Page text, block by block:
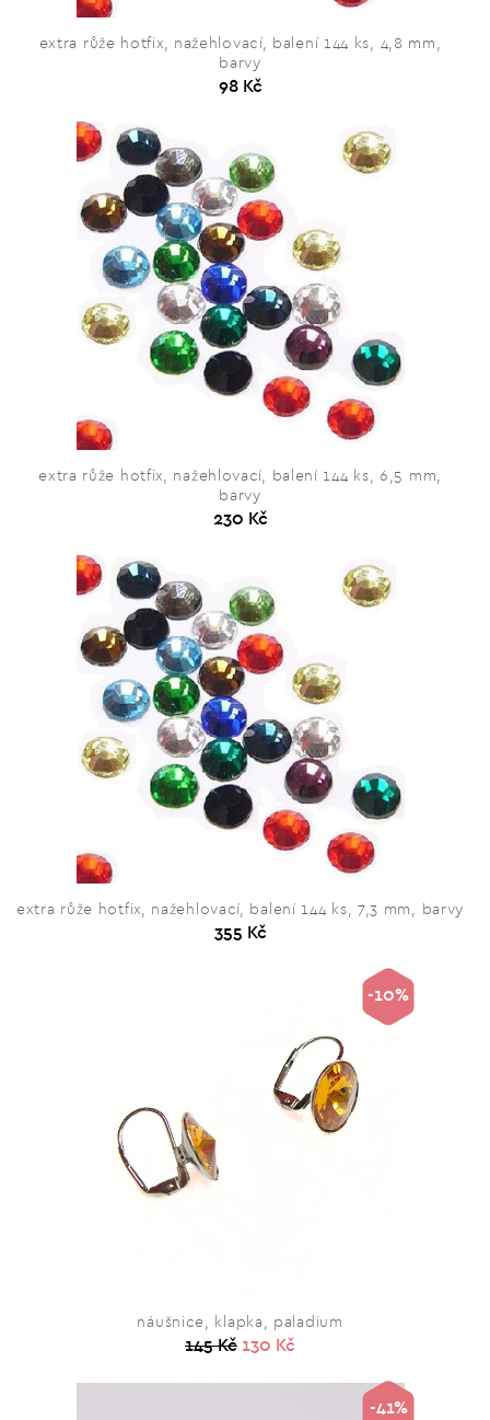
extra růže hotfix, nažehlovací, balení 144 ks, 4,8 mm,
barvy
98 Kč
extra růže hotfix, nažehlovací, balení 144 ks, 6,5 mm,
barvy
230 Kč
extra růže hotfix, nažehlovací, balení 144 ks, 7,3 mm, barvy
355 Kč
náušnice, klapka, paladium
145 Kč 130 Kč
-10%
-41%